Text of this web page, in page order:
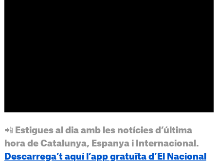
📲 Estigues al dia amb les notícies d’última
hora de Catalunya, Espanya i Internacional.
Descarrega’t aquí l’app gratuïta d’El Nacional